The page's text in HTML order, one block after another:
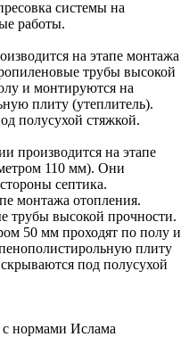
системы на
работы.
на этапе монтажа
трубы высокой
и монтируются на
плиту (утеплитель).
полусухой стяжкой.
производится на этапе
110 мм). Они
септика.
монтажа отопления.
трубы высокой прочности.
50 мм проходят по полу и
плиту
под полусухой
с нормами Ислама